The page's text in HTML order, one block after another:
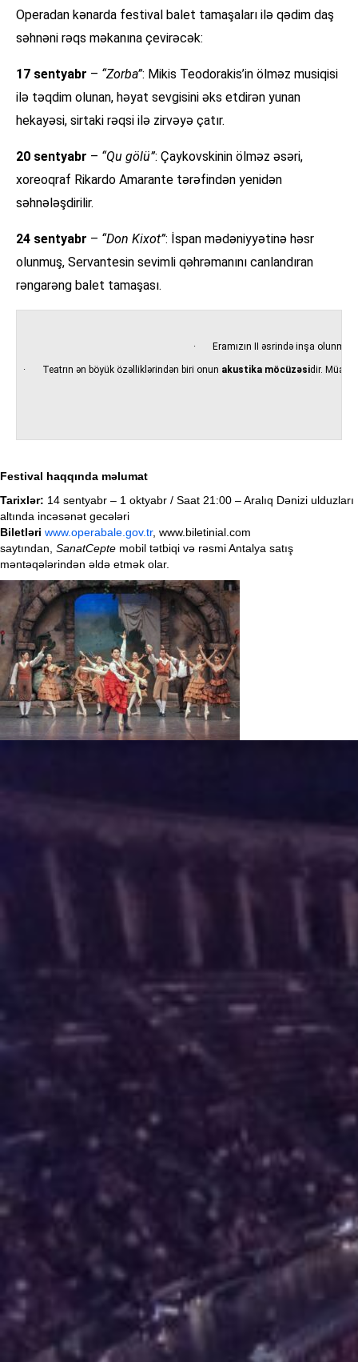
Operadan kənarda festival balet tamaşaları ilə qədim daş
səhnəni rəqs məkanına çevirəcək:
17 sentyabr – “Zorba”: Mikis Teodorakis’in ölməz musiqisi
ilə təqdim olunan, həyat sevgisini əks etdirən yunan
hekayəsi, sirtaki rəqsi ilə zirvəyə çatır.
20 sentyabr – “Qu gölü”: Çaykovskinin ölməz əsəri,
xoreoqraf Rikardo Amarante tərəfindən yenidən
səhnələşdirilir.
24 sentyabr – “Don Kixot”: İspan mədəniyyətinə həsr
olunmuş, Servantesin sevimli qəhrəmanını canlandıran
rəngarəng balet tamaşası.
· Eramızın II əsrində inşa olunmuş
· Teatrın ən böyük özəlliklərindən biri onun akustika möcüzəsidir. Müasir
Festival haqqında məlumat
Tarixlər: 14 sentyabr – 1 oktyabr / Saat 21:00 – Aralıq Dənizi ulduzları
altında incəsənət gecələri
Biletləri www.operabale.gov.tr, www.biletinial.com
saytından, SanatCepte mobil tətbiqi və rəsmi Antalya satış
məntəqələrindən əldə etmək olar.